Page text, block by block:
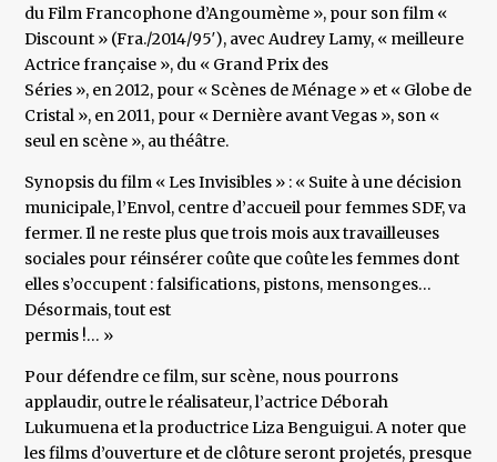
du Film Francophone d’Angoumème », pour son film «
Discount » (Fra./2014/95′), avec Audrey Lamy, « meilleure
Actrice française », du « Grand Prix des
Séries », en 2012, pour « Scènes de Ménage » et « Globe de
Cristal », en 2011, pour « Dernière avant Vegas », son «
seul en scène », au théâtre.
Synopsis du film « Les Invisibles » : « Suite à une décision
municipale, l’Envol, centre d’accueil pour femmes SDF, va
fermer. Il ne reste plus que trois mois aux travailleuses
sociales pour réinsérer coûte que coûte les femmes dont
elles s’occupent : falsifications, pistons, mensonges…
Désormais, tout est
permis !… »
Pour défendre ce film, sur scène, nous pourrons
applaudir, outre le réalisateur, l’actrice Déborah
Lukumuena et la productrice Liza Benguigui. A noter que
les films d’ouverture et de clôture seront projetés, presque